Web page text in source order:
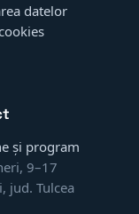
datelor
și program
9–17
jud. Tulcea